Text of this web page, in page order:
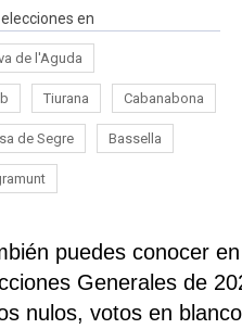
en
de l'Aguda
Tiurana Cabanabona
de Segre Bassella
puedes conocer
Generales de
nulos, votos en